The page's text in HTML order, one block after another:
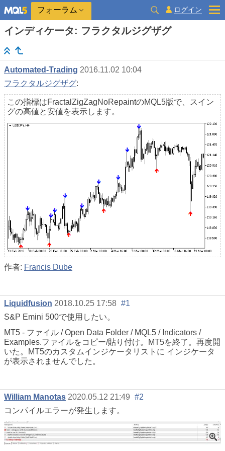
フォーラム ログイン
インディケータ: フラクタルジグザグ
Automated-Trading 2016.11.02 10:04
フラクタルジグザグ:
この指標はFractalZigZagNoRepaintのMQL5版で、スイン
グの高値と安値を表示します。
作者: Francis Dube
Liquidfusion 2018.10.25 17:58 #1
S&P Emini 500で使用したい。
MT5 - ファイル / Open Data Folder / MQL5 / Indicators /
Examples.ファイルをコピー/貼り付け。MT5を終了。再度開
いた。MT5のカスタムインジケータリストに インジケータ
が表示されませんでした。
William Manotas 2020.05.12 21:49 #2
コンパイルエラーが発生します。